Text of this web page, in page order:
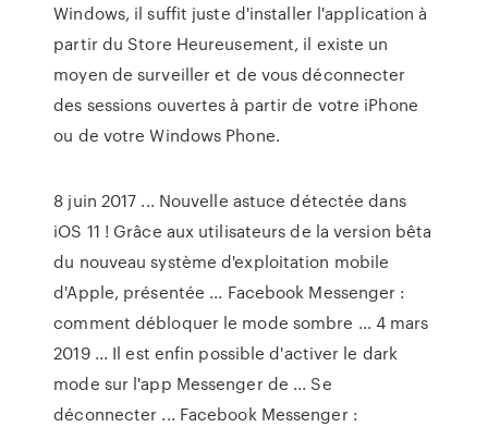
Windows, il suffit juste d'installer l'application à
partir du Store Heureusement, il existe un
moyen de surveiller et de vous déconnecter
des sessions ouvertes à partir de votre iPhone
ou de votre Windows Phone.
8 juin 2017 ... Nouvelle astuce détectée dans
iOS 11 ! Grâce aux utilisateurs de la version bêta
du nouveau système d'exploitation mobile
d'Apple, présentée ... Facebook Messenger :
comment débloquer le mode sombre ... 4 mars
2019 ... Il est enfin possible d'activer le dark
mode sur l'app Messenger de ... Se
déconnecter ... Facebook Messenger :